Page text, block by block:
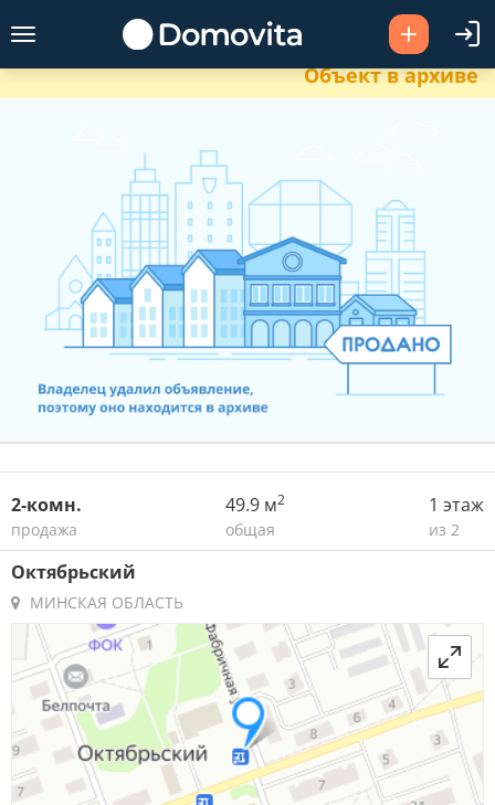
Объект в архиве
2-комн.
продажа
49.9 м2
общая
1 этаж
из 2
Октябрьский
МИНСКАЯ ОБЛАСТЬ